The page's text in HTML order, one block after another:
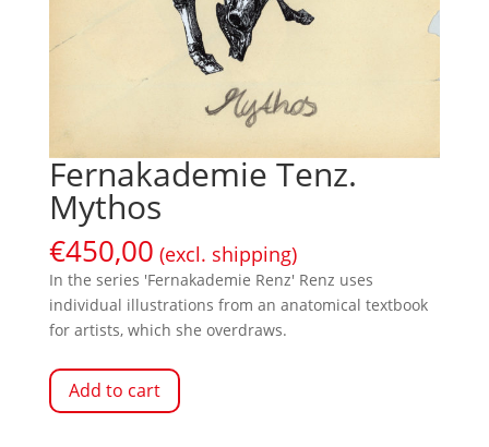
Fernakademie Tenz.
Mythos
€450,00 (excl. shipping)
In the series 'Fernakademie Renz' Renz uses
individual illustrations from an anatomical textbook
for artists, which she overdraws.
Add to cart